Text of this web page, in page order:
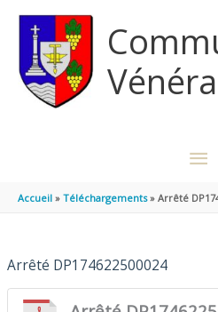
Accueil Téléchargements Arrêté
Arrêté DP174622500024